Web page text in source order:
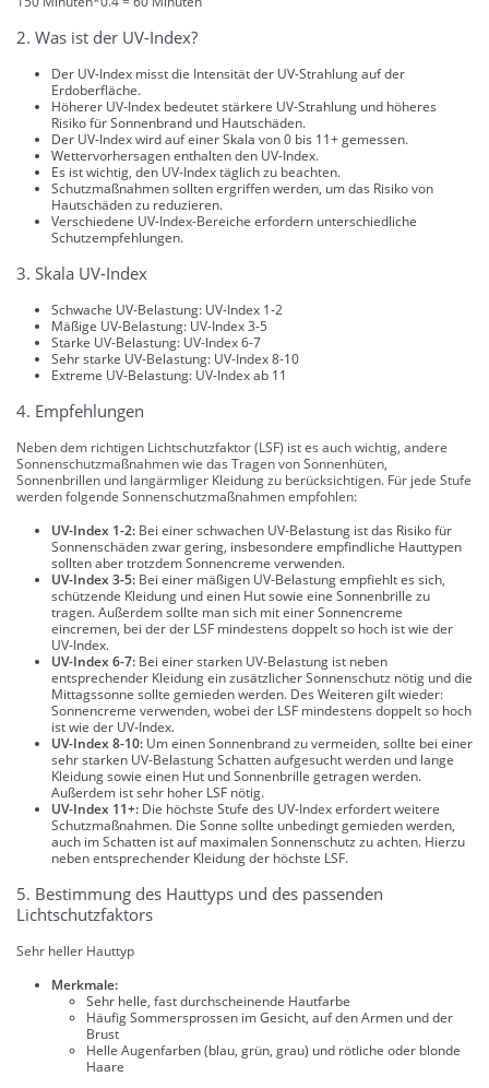
2. Was ist der UV-Index?
Der UV-Index misst die Intensität der UV-Strahlung auf der
Erdoberfläche.
Höherer UV-Index bedeutet stärkere UV-Strahlung und höheres
Risiko für Sonnenbrand und Hautschäden.
Der UV-Index wird auf einer Skala von 0 bis 11+ gemessen.
Wettervorhersagen enthalten den UV-Index.
Es ist wichtig, den UV-Index täglich zu beachten.
Schutzmaßnahmen sollten ergriffen werden, um das Risiko von
Hautschäden zu reduzieren.
Verschiedene UV-Index-Bereiche erfordern unterschiedliche
Schutzempfehlungen.
3. Skala UV-Index
Schwache UV-Belastung: UV-Index 1-2
Mäßige UV-Belastung: UV-Index 3-5
Starke UV-Belastung: UV-Index 6-7
Sehr starke UV-Belastung: UV-Index 8-10
Extreme UV-Belastung: UV-Index ab 11
4. Empfehlungen
Neben dem richtigen Lichtschutzfaktor (LSF) ist es auch wichtig, andere
Sonnenschutzmaßnahmen wie das Tragen von Sonnenhüten,
Sonnenbrillen und langärmliger Kleidung zu berücksichtigen. Für jede Stufe
werden folgende Sonnenschutzmaßnahmen empfohlen:
UV-Index 1-2: Bei einer schwachen UV-Belastung ist das Risiko für
Sonnenschäden zwar gering, insbesondere empfindliche Hauttypen
sollten aber trotzdem Sonnencreme verwenden.
UV-Index 3-5: Bei einer mäßigen UV-Belastung empfiehlt es sich,
schützende Kleidung und einen Hut sowie eine Sonnenbrille zu
tragen. Außerdem sollte man sich mit einer Sonnencreme
eincremen, bei der der LSF mindestens doppelt so hoch ist wie der
UV-Index.
UV-Index 6-7: Bei einer starken UV-Belastung ist neben
entsprechender Kleidung ein zusätzlicher Sonnenschutz nötig und die
Mittagssonne sollte gemieden werden. Des Weiteren gilt wieder:
Sonnencreme verwenden, wobei der LSF mindestens doppelt so hoch
ist wie der UV-Index.
UV-Index 8-10: Um einen Sonnenbrand zu vermeiden, sollte bei einer
sehr starken UV-Belastung Schatten aufgesucht werden und lange
Kleidung sowie einen Hut und Sonnenbrille getragen werden.
Außerdem ist sehr hoher LSF nötig.
UV-Index 11+: Die höchste Stufe des UV-Index erfordert weitere
Schutzmaßnahmen. Die Sonne sollte unbedingt gemieden werden,
auch im Schatten ist auf maximalen Sonnenschutz zu achten. Hierzu
neben entsprechender Kleidung der höchste LSF.
5. Bestimmung des Hauttyps und des passenden
Lichtschutzfaktors
Sehr heller Hauttyp
Merkmale:
Sehr helle, fast durchscheinende Hautfarbe
Häufig Sommersprossen im Gesicht, auf den Armen und der
Brust
Helle Augenfarben (blau, grün, grau) und rötliche oder blonde
Haare